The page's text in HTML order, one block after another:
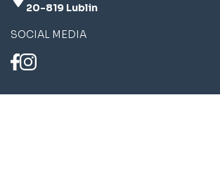
20-819 Lublin
SOCIAL MEDIA